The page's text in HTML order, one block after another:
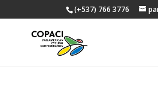
(+537) 766 3776